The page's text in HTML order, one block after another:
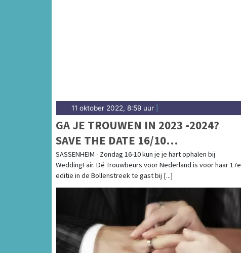
11 oktober 2022, 8:59 uur
GA JE TROUWEN IN 2023 -2024?
SAVE THE DATE 16/10
WEDDINGSHOPPEN IN
SASSENHEIM!
SASSENHEIM - Zondag 16-10 kun je je hart ophalen bij
WeddingFair. Dé Trouwbeurs voor Nederland is voor haar 17e
editie in de Bollenstreek te gast bij [...]